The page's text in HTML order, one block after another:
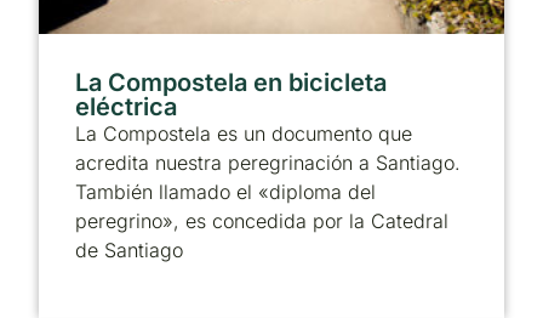
La Compostela en bicicleta
eléctrica
La Compostela es un documento que
acredita nuestra peregrinación a Santiago.
También llamado el «diploma del
peregrino», es concedida por la Catedral
de Santiago